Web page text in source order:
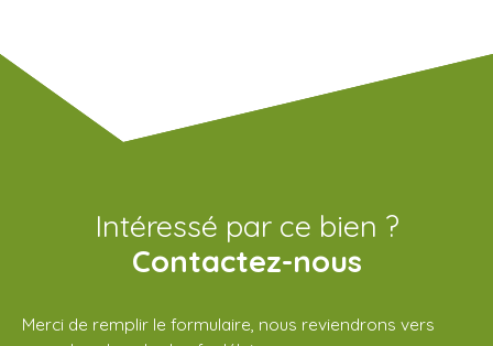
Intéressé par ce bien ?
Contactez-nous
Merci de remplir le formulaire, nous reviendrons vers